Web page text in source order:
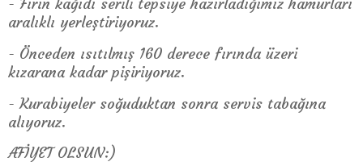
aralıklı yerleştiriyoruz.
- Önceden ısıtılmış 160 derece fırında üzeri
kızarana kadar pişiriyoruz.
- Kurabiyeler soğuduktan sonra servis tabağına
alıyoruz.
AFİYET OLSUN:)